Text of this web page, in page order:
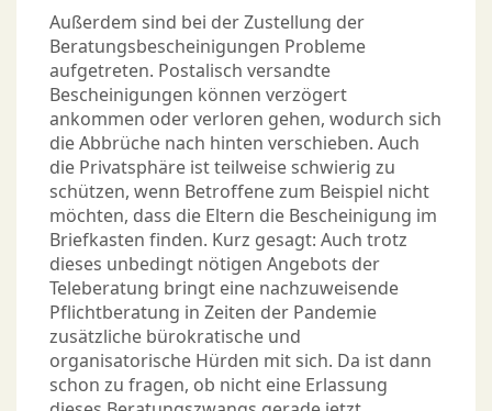
Außerdem sind bei der Zustellung der
Beratungsbescheinigungen Probleme
aufgetreten. Postalisch versandte
Bescheinigungen können verzögert
ankommen oder verloren gehen, wodurch sich
die Abbrüche nach hinten verschieben. Auch
die Privatsphäre ist teilweise schwierig zu
schützen, wenn Betroffene zum Beispiel nicht
möchten, dass die Eltern die Bescheinigung im
Briefkasten finden. Kurz gesagt: Auch trotz
dieses unbedingt nötigen Angebots der
Teleberatung bringt eine nachzuweisende
Pflichtberatung in Zeiten der Pandemie
zusätzliche bürokratische und
organisatorische Hürden mit sich. Da ist dann
schon zu fragen, ob nicht eine Erlassung